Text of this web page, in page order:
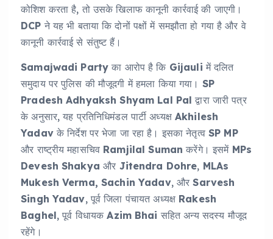
कोशिश करता है, तो उसके खिलाफ कानूनी कार्रवाई की जाएगी।
DCP ने यह भी बताया कि दोनों पक्षों में समझौता हो गया है और वे
कानूनी कार्रवाई से संतुष्ट हैं।
Samajwadi Party का आरोप है कि Gijauli में दलित
समुदाय पर पुलिस की मौजूदगी में हमला किया गया। SP
Pradesh Adhyaksh Shyam Lal Pal द्वारा जारी पत्र
के अनुसार, यह प्रतिनिधिमंडल पार्टी अध्यक्षAkhilesh
Yadavके निर्देश पर भेजा जा रहा है। इसका नेतृत्वSP MP
और राष्ट्रीय महासचिव Ramjilal Suman करेंगे। इसमें MPs
Devesh Shakya और Jitendra Dohre, MLAs
Mukesh Verma, Sachin Yadav, औरSarvesh
Singh Yadav, पूर्व जिला पंचायत अध्यक्ष Rakesh
Baghel, पूर्व विधायकAzim Bhai सहित अन्य सदस्य मौजूद
रहेंगे।